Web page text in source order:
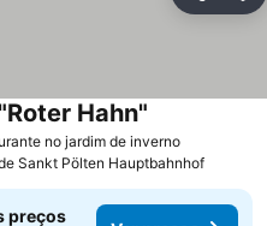
no jardim de invernoVer
Hahn"
Sankt Pölten Hauptbahnhof
preços